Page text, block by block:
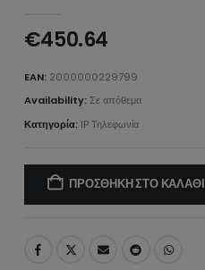
€450.64
EAN: 2000000229799
Availability:Σε απόθεμα
Κατηγορία: IP Τηλεφωνία
ΠΡΟΣΘΉΚΗ ΣΤΟ ΚΑΛΆΘΙ